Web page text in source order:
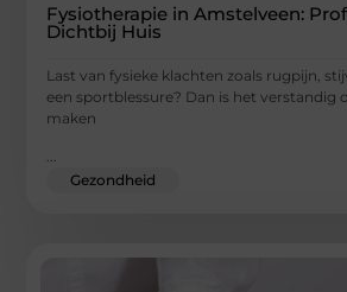
Fysiotherapie in Amstelveen:
Dichtbij Huis
Last van fysieke klachten zoals rugpijn,
een sportblessure? Dan is het verstandig
maken
...
Gezondheid